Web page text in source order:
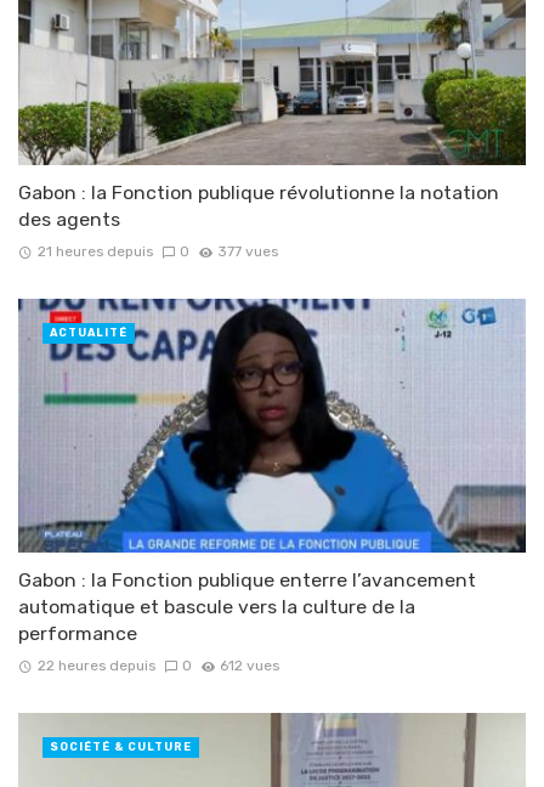
Gabon : la Fonction publique révolutionne la notation
des agents
21 heures depuis 0 377 vues
Gabon : la Fonction publique enterre l’avancement
automatique et bascule vers la culture de la
performance
22 heures depuis 0 612 vues
ACTUALITÉ
SOCIÉTÉ & CULTURE